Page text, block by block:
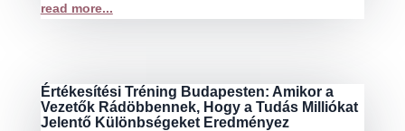
read more...
Értékesítési Tréning Budapesten: Amikor a
Vezetők Rádöbbennek, Hogy a Tudás Milliókat
Jelentő Különbségeket Eredményez